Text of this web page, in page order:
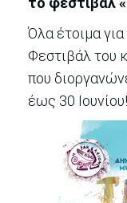
2021
2018
2017
Κρήτη
Όλα έτοιμα
Φεστιβάλ του
που
έως 30 Ιουνίου!